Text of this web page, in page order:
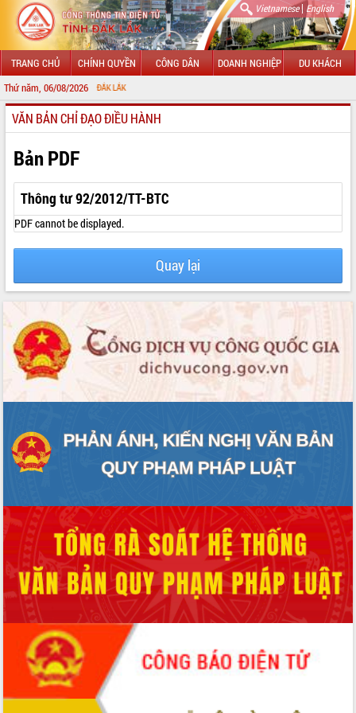
Vietnamese| English
TRANG CHỦ CHÍNH QUYỀN CÔNG DÂN DOANH NGHIỆP DU KHÁCH
Thứ năm, 06/08/2026
GIỚI THIỆU
LÃNH ĐẠO UBND TỈNH
TIN TỨC SỰ KIỆN
SỞ, BAN, NGÀNH
UBND CÁC XÃ, PHƯỜNG
THÔNG TIN CHỈ ĐẠO ĐIỀU HÀNH
VĂN BẢN HĐND TỈNH
ĐIỂM TIN VĂN BẢN
VĂN BẢN CHỈ ĐẠO ĐIỀU HÀNH
Bản PDF
Thông tư 92/2012/TT-BTC
PDF cannot be displayed.
Quay lại